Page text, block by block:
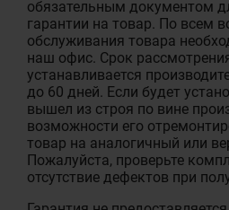
обязательным документом
гарантии на товар. По всем
обслуживания товара
наш офис. Срок
устанавливается
до 60 дней. Если будет
вышел из строя по вине
возможности его
товар на аналогичный или
Пожалуйста, проверьте
отсутствие дефектов при